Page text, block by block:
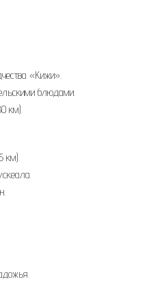
«Кижи».
блюдами.
км).
км).